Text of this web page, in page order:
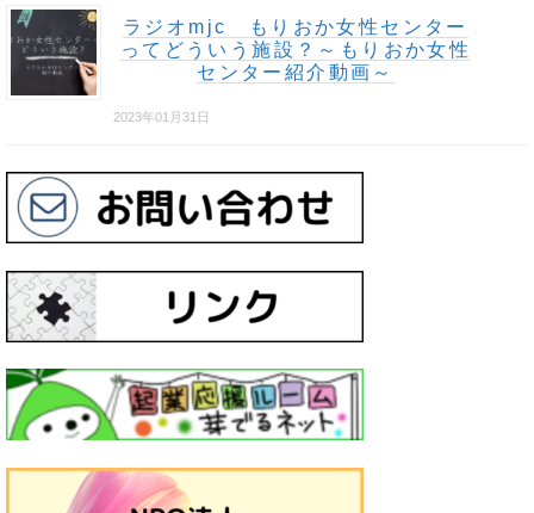
ラジオmjc もりおか女性センター
ってどういう施設？～もりおか女性
センター紹介動画～
2023年01月31日